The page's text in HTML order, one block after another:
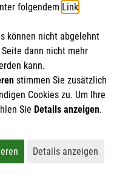
folgendem Link.
können nicht abgelehnt
dann nicht mehr
kann.
stimmen Sie zusätzlich
Cookies zu. Um Ihre
Sie Details anzeigen.
Cookies ab
alle Cookies
Details anzeigen